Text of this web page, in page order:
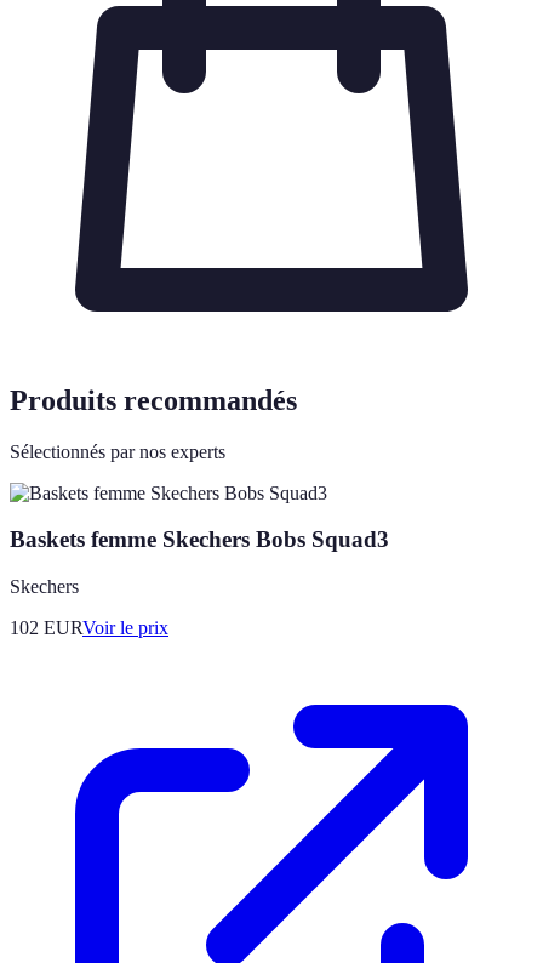
Produits recommandés
Sélectionnés par nos experts
Baskets femme Skechers Bobs Squad3
Skechers
102 EURVoir le prix